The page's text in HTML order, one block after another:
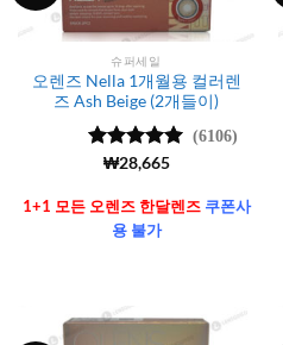
슈퍼세일
오렌즈 Nella 1개월용 컬러렌
즈 Ash Beige (2개들이)
5 중에서
가됨
(6106)
₩28,665
1+1 모든 오렌즈 한달렌즈쿠폰사
용 불가